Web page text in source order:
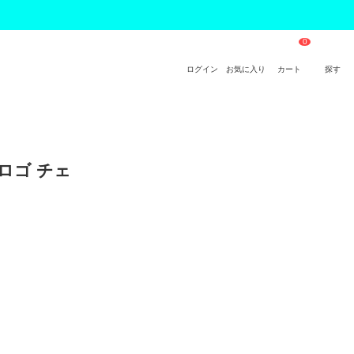
ログイン お気に入り カート 探す
ゴ チェ